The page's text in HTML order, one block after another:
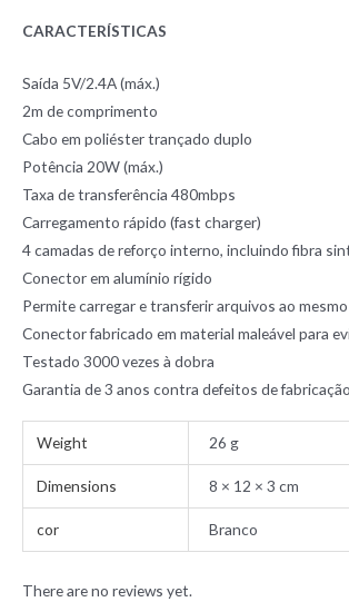
CARACTERÍSTICAS
Saída 5V/2.4A (máx.)
2m de comprimento
Cabo em poliéster trançado duplo
Potência 20W (máx.)
Taxa de transferência 480mbps
Carregamento rápido (fast charger)
4 camadas de reforço interno, incluindo fibra
Conector em alumínio rígido
Permite carregar e transferir arquivos ao
Conector fabricado em material maleável para
Testado 3000 vezes à dobra
Garantia de 3 anos contra defeitos de
Weight 26 g
Dimensions 8 × 12 × 3 cm
cor Branco
There are no reviews yet.